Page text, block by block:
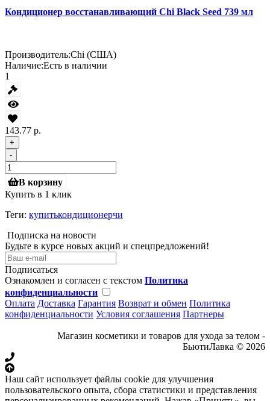
Кондиционер восстанавливающий Chi Black Seed 739 мл
Производитель:Chi (США)
Наличие:Есть в наличии
1
143.77 р.
+
-
В корзину
Купить в 1 клик
Теги: купитькондиционерчи
Подписка на новости
Будьте в курсе новых акций и спецпредложений!
Подписаться
Ознакомлен и согласен с текстом Политика
конфиденциальности
Оплата Доставка Гарантия Возврат и обмен Политика
конфиденциальности Условия соглашения Партнеры
Магазин косметики и товаров для ухода за телом -
БьютиЛавка © 2026
Наш сайт использует файлы cookie для улучшения
пользовательского опыта, сбора статистики и представления